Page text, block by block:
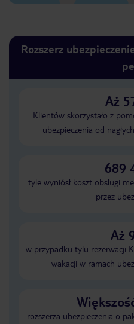
Rozszerz
Aż
Klientów skorzystało z
ubezpieczenia od
689
tyle wyniósł koszt obsługi
przez
Aż
w przypadku tylu rezerwacji
wakacji w ramach
rozszerza ubezpieczenia o